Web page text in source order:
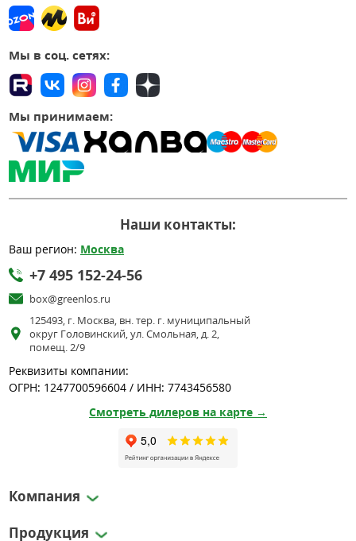
Мы в соц. сетях:
Мы принимаем:
Наши контакты:
Ваш регион: Москва
+7 495 152-24-56
box@greenlos.ru
125493, г. Москва, вн. тер. г. муниципальный
округ Головинский, ул. Смольная, д. 2,
помещ. 2/9
Реквизиты компании:
ОГРН: 1247700596604 / ИНН: 7743456580
Смотреть дилеров на карте →
Компания
Продукция